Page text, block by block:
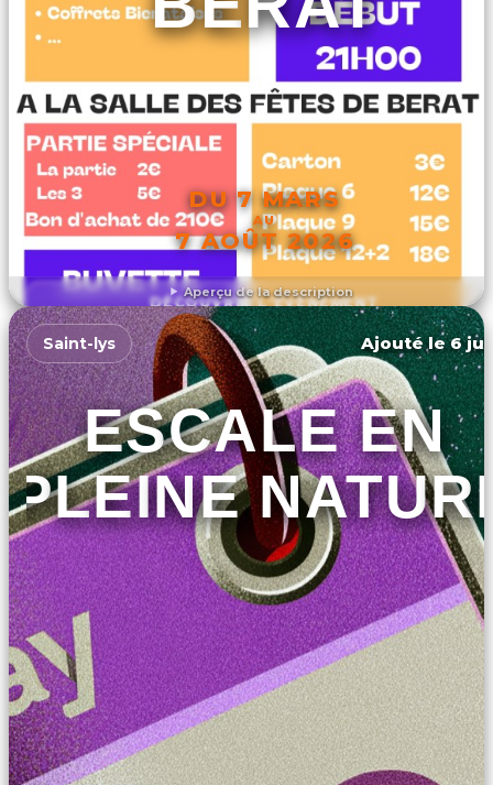
Aperçu de la description
DU 7 MARS
AU
7 AOÛT 2026
DÉCOUVRIR L'ÉVÉNEMENT
Saint-lys Ajouté le 6
ESCALE EN
PLEINE